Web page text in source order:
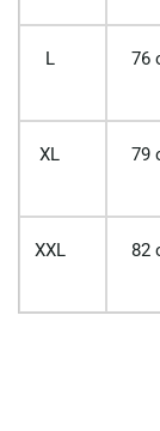
L 76
XL 79
XXL 82